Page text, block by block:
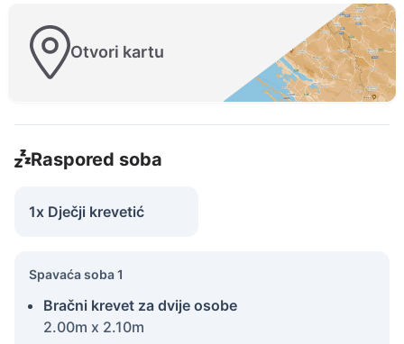
Otvori kartu
Raspored soba
1x Dječji krevetić
Spavaća soba 1
Bračni krevet za dvije osobe
2.00m x 2.10m